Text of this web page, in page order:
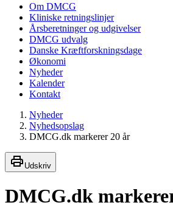
Om DMCG
Kliniske retningslinjer
Årsberetninger og udgivelser
DMCG udvalg
Danske Kræftforskningsdage
Økonomi
Nyheder
Kalender
Kontakt
Nyheder
Nyhedsopslag
DMCG.dk markerer 20 år
Udskriv
DMCG.dk